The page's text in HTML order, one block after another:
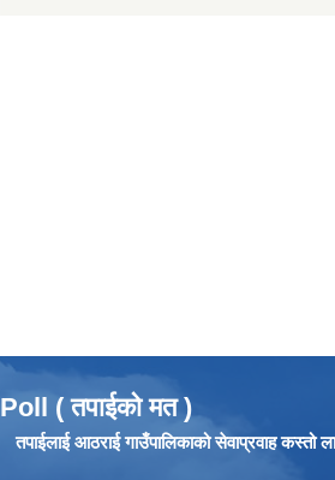
Poll ( तपाईको मत )
तपाईलाई आठराई गाउँपालिकाको सेवाप्रवाह कस्तो